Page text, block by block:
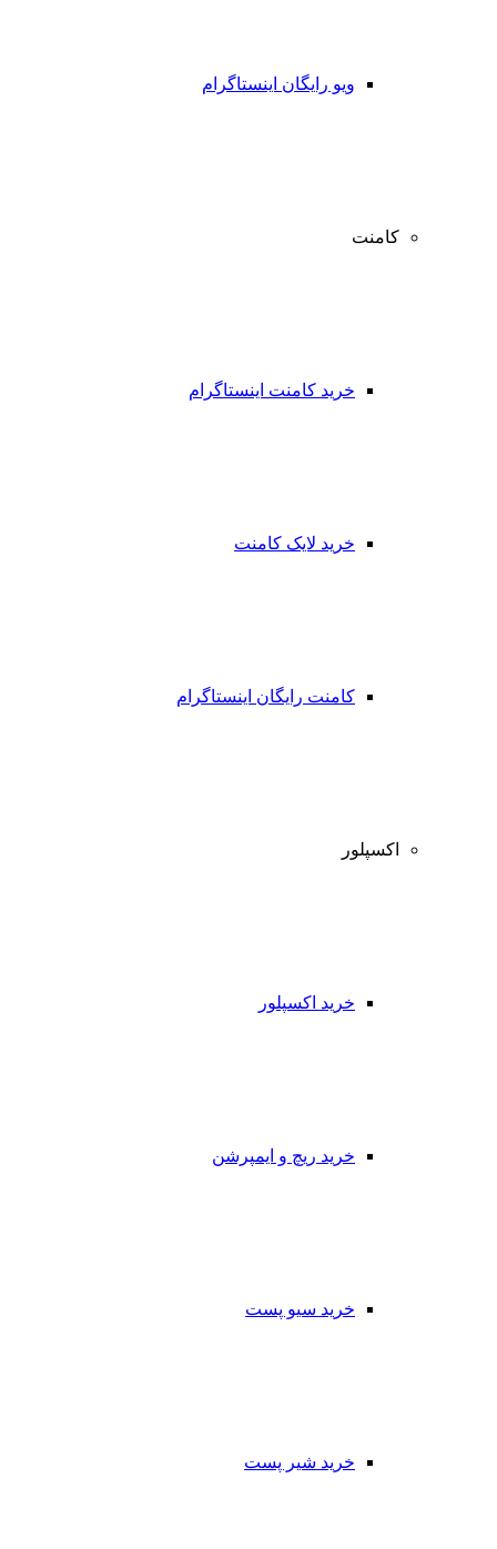
ویو رایگان اینستاگرام
کامنت
خرید کامنت اینستاگرام
خرید لایک کامنت
کامنت رایگان اینستاگرام
اکسپلور
خرید اکسپلور
خرید ریچ و ایمپرشن
خرید سیو پست
خرید شیر پست